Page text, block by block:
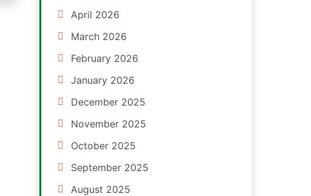
April 2026
March 2026
February 2026
January 2026
December 2025
November 2025
October 2025
September 2025
August 2025